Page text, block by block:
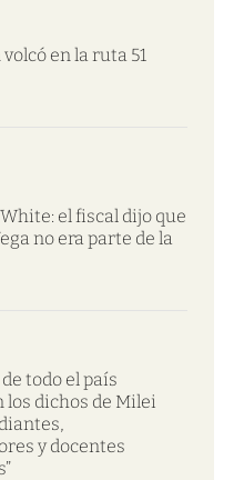
en la ruta 51
el fiscal dijo que
no era parte de la
todo el país
dichos de Milei
y docentes